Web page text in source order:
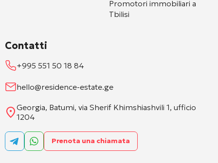
Promotori immobiliari a
Tbilisi
Contatti
+995 551 50 18 84
hello@residence-estate.ge
Georgia, Batumi, via Sherif Khimshiashvili 1, ufficio
1204
Prenota una chiamata